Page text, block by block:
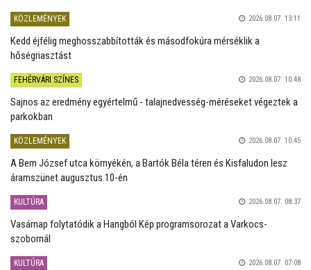
KÖZLEMÉNYEK 2026.08.07. 13:11
Kedd éjfélig meghosszabbították és másodfokúra mérséklik a
hőségriasztást
FEHÉRVÁRI SZÍNES 2026.08.07. 10:48
Sajnos az eredmény egyértelmű - talajnedvesség-méréseket végeztek a
parkokban
KÖZLEMÉNYEK 2026.08.07. 10:45
A Bem József utca környékén, a Bartók Béla téren és Kisfaludon lesz
áramszünet augusztus 10-én
KULTÚRA 2026.08.07. 08:37
Vasárnap folytatódik a Hangból Kép programsorozat a Varkocs-
szobornál
KULTÚRA 2026.08.07. 07:08